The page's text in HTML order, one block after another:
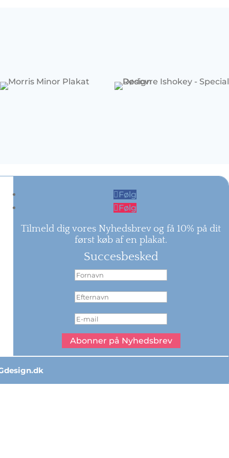
Følg
Følg
Tilmeld dig vores Nyhedsbrev og få 10% på dit
først køb af en plakat.
Succesbesked
Abonner på Nyhedsbrev